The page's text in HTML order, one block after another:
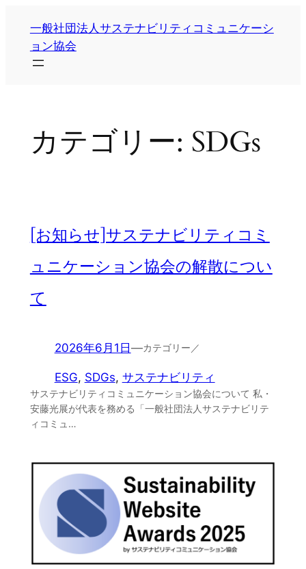
一般社団法人サステナビリティコミュニケーシ
ョン協会
カテゴリー: SDGs
[お知らせ]サステナビリティコミ
ュニケーション協会の解散につい
て
2026年6月1日—カテゴリー／
ESG, SDGs, サステナビリティ
サステナビリティコミュニケーション協会について 私・
安藤光展が代表を務める「一般社団法人サステナビリテ
ィコミュ…